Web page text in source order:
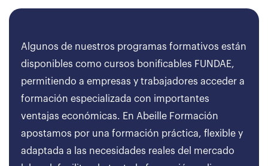
Algunos de nuestros programas formativos están
disponibles como cursos bonificables FUNDAE,
permitiendo a empresas y trabajadores acceder a
formación especializada con importantes
ventajas económicas. En Abeille Formación
apostamos por una formación práctica, flexible y
adaptada a las necesidades reales del mercado